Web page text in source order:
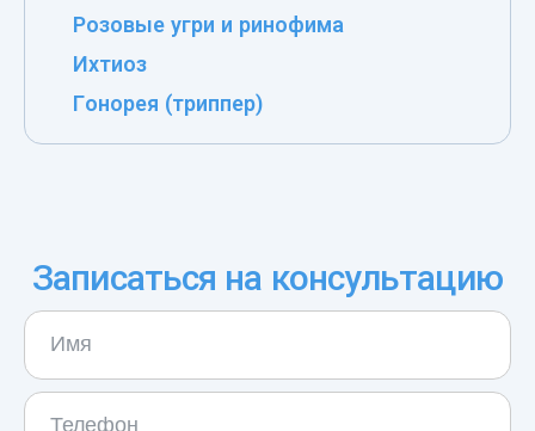
Розовые угри и ринофима
Ихтиоз
Гонорея (триппер)
Записаться на консультацию